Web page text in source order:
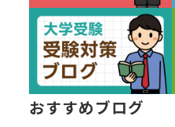
おすすめブログ